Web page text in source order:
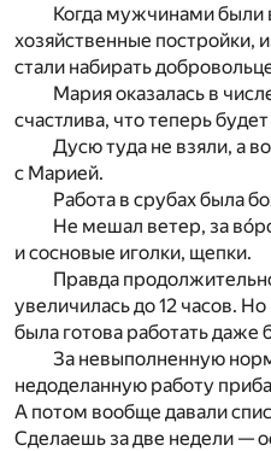
Когда мужчинами были
хозяйственные постройки,
стали набирать
Мария оказалась в
счастлива, что теперь
Дусю туда не взяли, а
с Марией.
Работа в срубах была
Не мешал ветер, за
и сосновые иголки, щепки.
Правда
увеличилась до 12 часов.
была готова работать даже
За невыполненную
недоделанную работу
А потом вообще давали
Сделаешь за две недели —